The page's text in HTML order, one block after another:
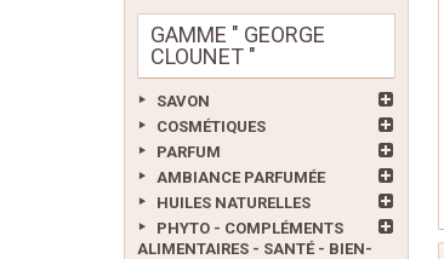
GAMME " GEORGE
CLOUNET "
SAVON
COSMÉTIQUES
PARFUM
AMBIANCE PARFUMÉE
HUILES NATURELLES
PHYTO - COMPLÉMENTS
ALIMENTAIRES - SANTÉ - BIEN-